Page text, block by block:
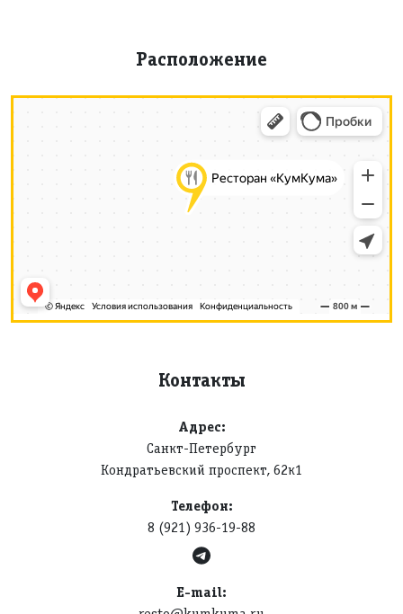
Расположение
Контакты
Адрес:
Санкт-Петербург
Кондратьевский проспект, 62к1
Телефон:
8 (921) 936-19-88
E-mail: